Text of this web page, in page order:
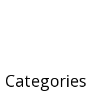
Categories